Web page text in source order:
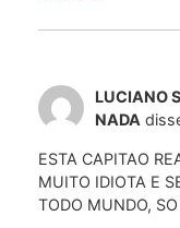
LUCIANO
NADA
ESTA CAPITAO
MUITO IDIOTA E
TODO MUNDO,